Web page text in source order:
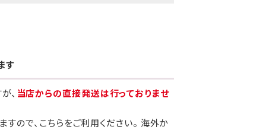
す
、 当店からの直接発送は行っておりませ
ので、こちらをご利用ください。 海外か